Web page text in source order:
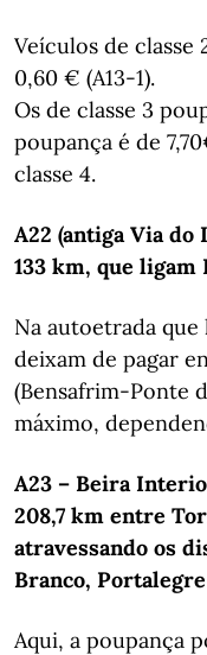
Veículos de classe
0,60 € (A13-1).
Os de classe 3
poupança é de
classe 4.
A22 (antiga Via do
133 km, que
Na autoetrada que
deixam de pagar
(Bensafrim-Ponte
máximo,
A23 – Beira
208,7 km entre
atravessando os
Branco,
Aqui, a poupança